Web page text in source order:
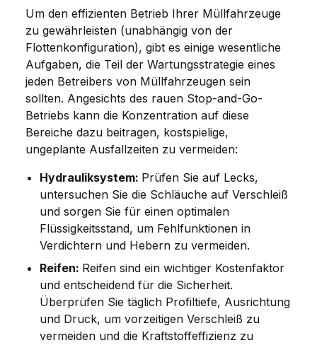
Um den effizienten Betrieb Ihrer Müllfahrzeuge
zu gewährleisten (unabhängig von der
Flottenkonfiguration), gibt es einige wesentliche
Aufgaben, die Teil der Wartungsstrategie eines
jeden Betreibers von Müllfahrzeugen sein
sollten. Angesichts des rauen Stop-and-Go-
Betriebs kann die Konzentration auf diese
Bereiche dazu beitragen, kostspielige,
ungeplante Ausfallzeiten zu vermeiden:
Hydrauliksystem: Prüfen Sie auf Lecks,
untersuchen Sie die Schläuche auf Verschleiß
und sorgen Sie für einen optimalen
Flüssigkeitsstand, um Fehlfunktionen in
Verdichtern und Hebern zu vermeiden.
Reifen: Reifen sind ein wichtiger Kostenfaktor
und entscheidend für die Sicherheit.
Überprüfen Sie täglich Profiltiefe, Ausrichtung
und Druck, um vorzeitigen Verschleiß zu
vermeiden und die Kraftstoffeffizienz zu